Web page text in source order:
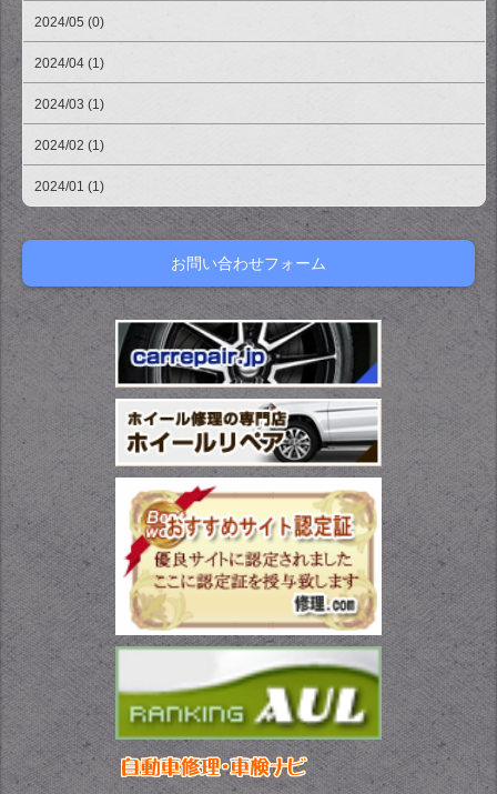
2024/05 (0)
2024/04 (1)
2024/03 (1)
2024/02 (1)
2024/01 (1)
お問い合わせフォーム